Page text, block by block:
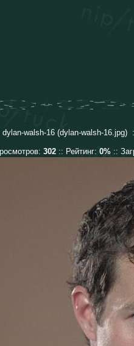
walsh-16 (dylan-walsh-16.jpg)
302 :: Рейтинг: 0% ::